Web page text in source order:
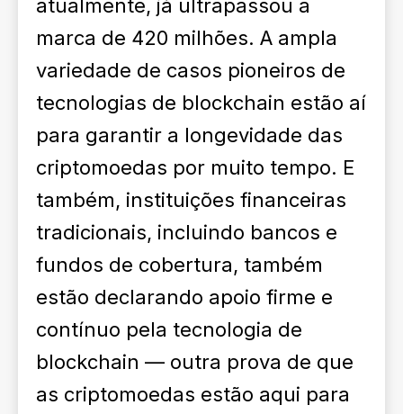
atualmente, já ultrapassou a
marca de 420 milhões. A ampla
variedade de casos pioneiros de
tecnologias de blockchain estão aí
para garantir a longevidade das
criptomoedas por muito tempo. E
também, instituições financeiras
tradicionais, incluindo bancos e
fundos de cobertura, também
estão declarando apoio firme e
contínuo pela tecnologia de
blockchain — outra prova de que
as criptomoedas estão aqui para